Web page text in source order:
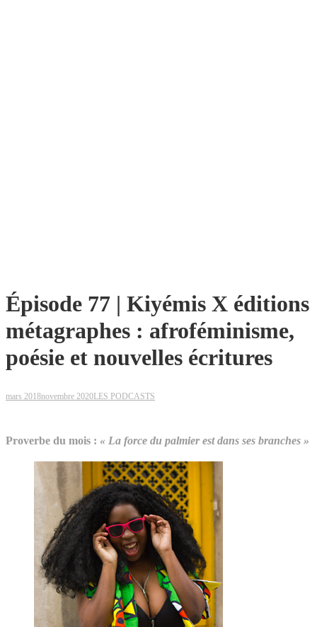
Épisode 77 | Kiyémis X éditions
métagraphes : afroféminisme,
poésie et nouvelles écritures
mars 2018novembre 2020 LES PODCASTS
Proverbe du mois : « La force du palmier est dans ses branches »